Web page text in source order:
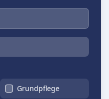
Grundpflege